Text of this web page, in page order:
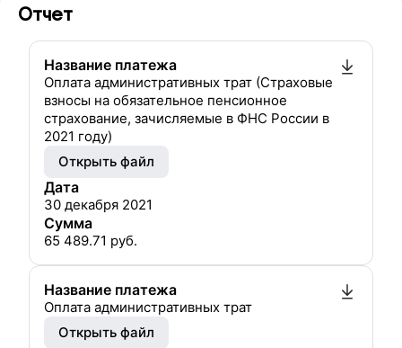
Отчет
Название платежа
Оплата административных трат (Страховые
взносы на обязательное пенсионное
страхование, зачисляемые в ФНС России в
2021 году)
Открыть файл
Дата
30 декабря 2021
Сумма
65 489.71 руб.
Название платежа
Оплата административных трат
Открыть файл